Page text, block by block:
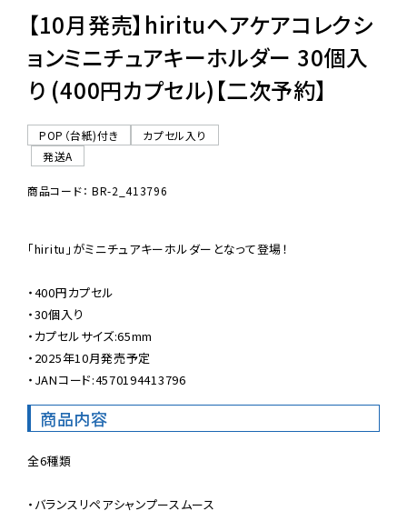
ご利用ガイド
06-6282-7659
【10月発売】hirituヘアケアコレクシ
ョンミニチュアキーホルダー 30個入
り (400円カプセル)【二次予約】
POP（台紙)付き
カプセル入り
発送A
商品コード： BR-2_413796
「hiritu」がミニチュアキーホルダーとなって登場！
・400円カプセル
・30個入り
・カプセルサイズ:65mm
・2025年10月発売予定
・JANコード:4570194413796
商品内容
全6種類
・バランスリペアシャンプースムース